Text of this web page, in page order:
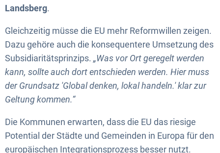
Landsberg.
Gleichzeitig müsse die EU mehr Reformwillen zeigen.
Dazu gehöre auch die konsequentere Umsetzung des
Subsidiaritätsprinzips. „Was vor Ort geregelt werden
kann, sollte auch dort entschieden werden. Hier muss
der Grundsatz 'Global denken, lokal handeln.' klar zur
Geltung kommen.“
Die Kommunen erwarten, dass die EU das riesige
Potential der Städte und Gemeinden in Europa für den
europäischen Integrationsprozess besser nutzt.